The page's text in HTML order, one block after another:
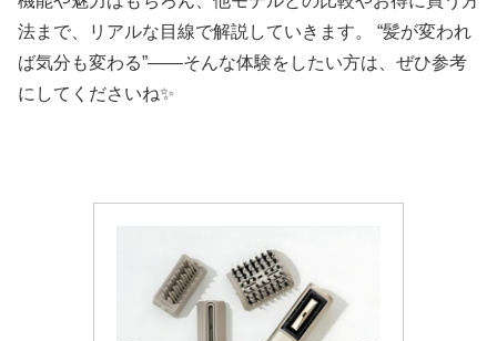
法まで、リアルな目線で解説していきます。 “髪が変われ
ば気分も変わる”——そんな体験をしたい方は、ぜひ参考
にしてくださいね✨